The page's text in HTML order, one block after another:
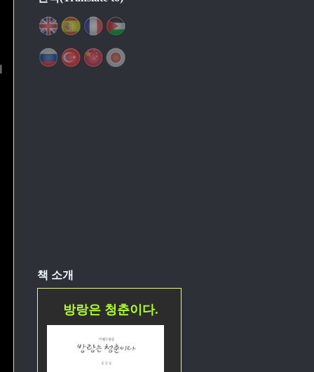
책 소개
방랑은 청춘이다.